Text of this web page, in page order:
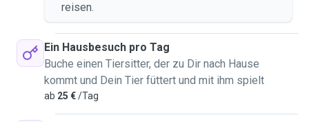
reisen.
Ein Hausbesuch pro Tag
Buche einen Tiersitter, der zu Dir nach Hause
kommt und Dein Tier füttert und mit ihm spielt
ab 25 €/Tag